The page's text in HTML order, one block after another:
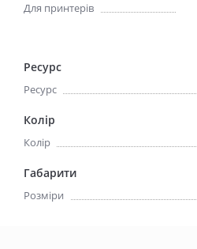
Для принтерів
Ресурс
Ресурс
Колір
Колір
Габарити
Розміри